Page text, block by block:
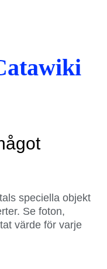
speciella objekt
Se foton,
värde för varje